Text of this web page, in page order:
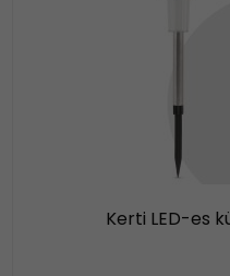
Kerti LED-es